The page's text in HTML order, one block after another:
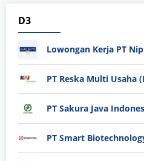
D3
PT Reska Multi Usaha
PT Sakura Java
PT Smart